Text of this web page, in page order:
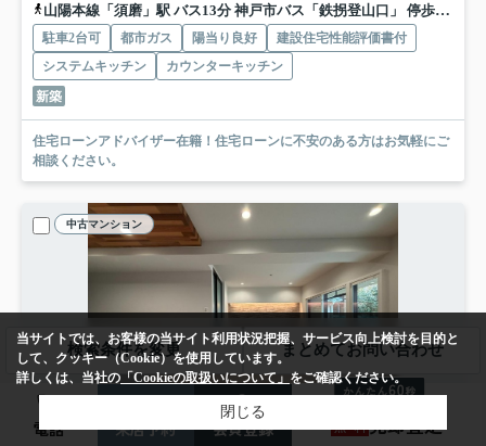
山陽本線「須磨」駅 バス13分 神戸市バス「鉄拐登山口」 停歩10分
駐車2台可 都市ガス 陽当り良好
建設住宅性能評価書付
システムキッチン
カウンターキッチン
新築
住宅ローンアドバイザー在籍！住宅ローンに不安のある方はお気軽にご
相談ください。
中古マンション
検索条件を変更 まとめてお問い合わせ
電話 来店予約 会員登録 無 料売却査定
当サイトでは、お客様の当サイト利用状況把握、サービス向上検討を目的と
して、クッキー（Cookie）を使用しています。
詳しくは、当社の 「Cookieの取扱いについて」 をご確認ください。
閉じる